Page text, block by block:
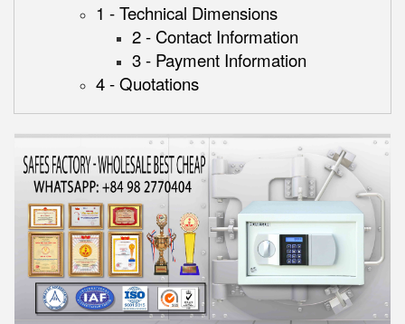
1 - Technical Dimensions
2 - Contact Information
3 - Payment Information
4 - Quotations